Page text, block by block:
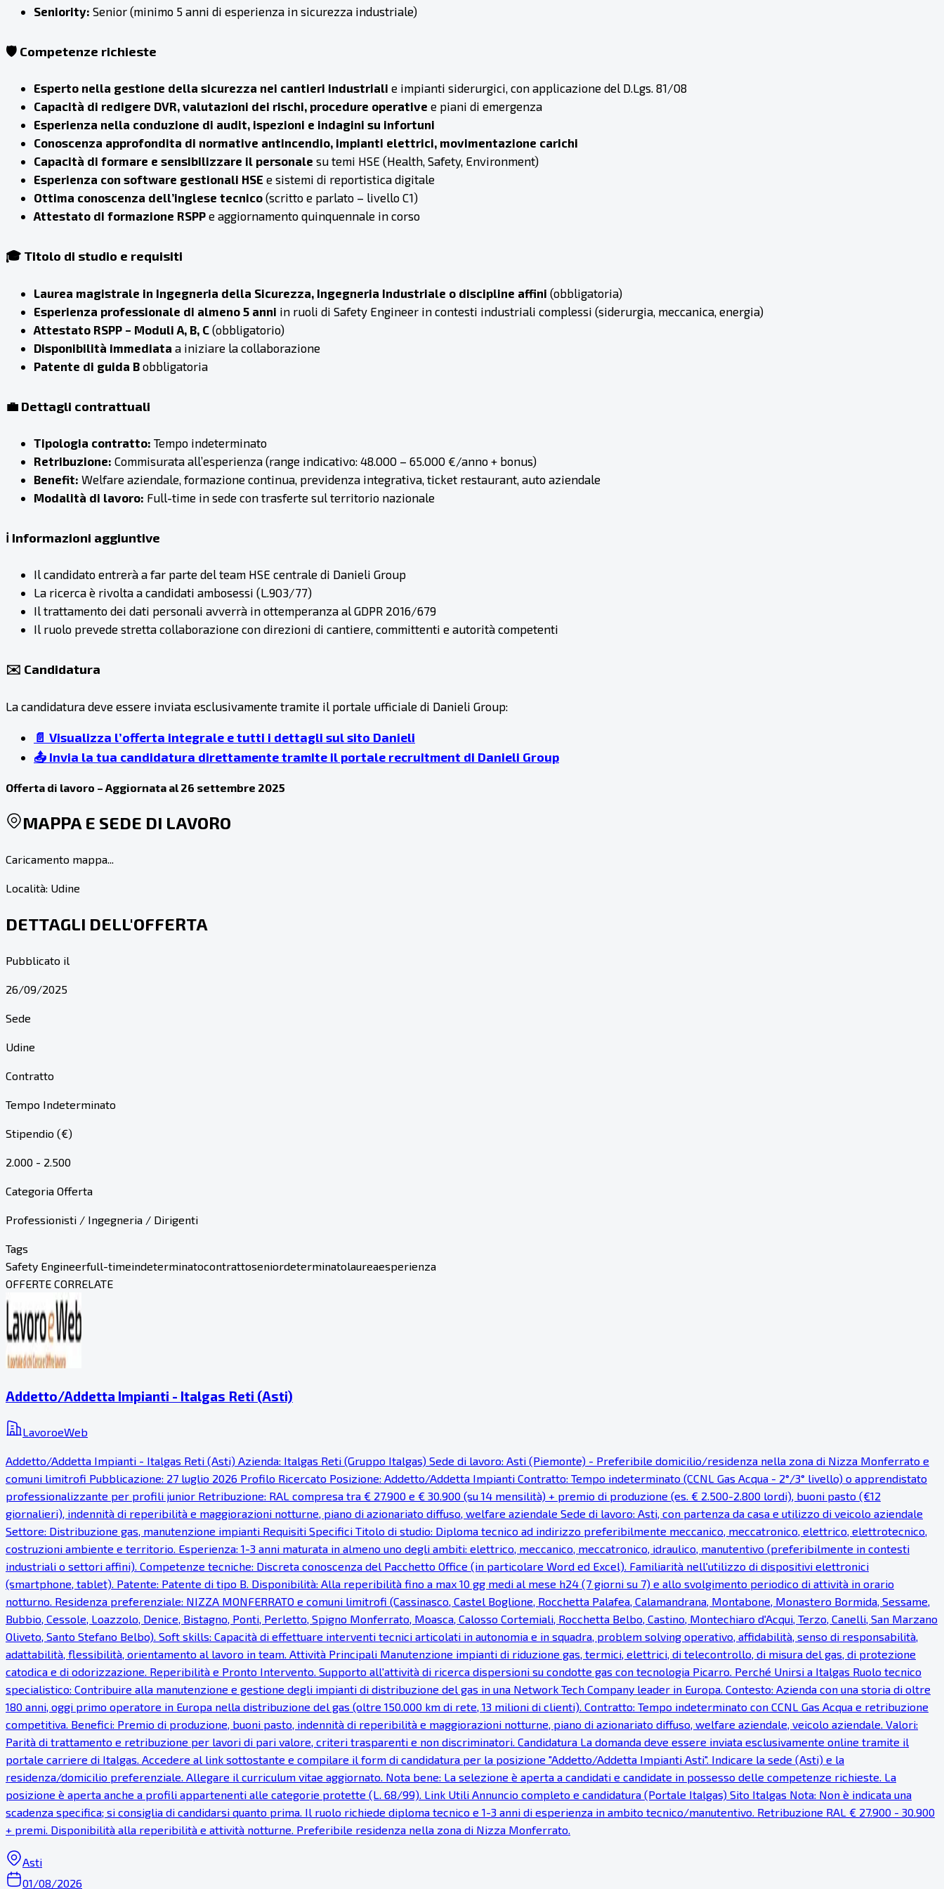
Seniority: Senior (minimo 5 anni di esperienza in sicurezza industriale)
🛡️ Competenze richieste
Esperto nella gestione della sicurezza nei cantieri industriali e impianti siderurgici, con applicazione del D.Lgs. 81/08
Capacità di redigere DVR, valutazioni dei rischi, procedure operative e piani di emergenza
Esperienza nella conduzione di audit, ispezioni e indagini su infortuni
Conoscenza approfondita di normative antincendio, impianti elettrici, movimentazione carichi
Capacità di formare e sensibilizzare il personale su temi HSE (Health, Safety, Environment)
Esperienza con software gestionali HSE e sistemi di reportistica digitale
Ottima conoscenza dell’inglese tecnico (scritto e parlato – livello C1)
Attestato di formazione RSPP e aggiornamento quinquennale in corso
🎓 Titolo di studio e requisiti
Laurea magistrale in Ingegneria della Sicurezza, Ingegneria Industriale o discipline affini (obbligatoria)
Esperienza professionale di almeno 5 anni in ruoli di Safety Engineer in contesti industriali complessi (siderurgia, meccanica, energia)
Attestato RSPP – Moduli A, B, C (obbligatorio)
Disponibilità immediata a iniziare la collaborazione
Patente di guida B obbligatoria
💼 Dettagli contrattuali
Tipologia contratto: Tempo indeterminato
Retribuzione: Commisurata all’esperienza (range indicativo: 48.000 – 65.000 €/anno + bonus)
Benefit: Welfare aziendale, formazione continua, previdenza integrativa, ticket restaurant, auto aziendale
Modalità di lavoro: Full-time in sede con trasferte sul territorio nazionale
ℹ️ Informazioni aggiuntive
Il candidato entrerà a far parte del team HSE centrale di Danieli Group
La ricerca è rivolta a candidati ambosessi (L.903/77)
Il trattamento dei dati personali avverrà in ottemperanza al GDPR 2016/679
Il ruolo prevede stretta collaborazione con direzioni di cantiere, committenti e autorità competenti
✉️ Candidatura
La candidatura deve essere inviata esclusivamente tramite il portale ufficiale di Danieli Group:
📄 Visualizza l’offerta integrale e tutti i dettagli sul sito Danieli
📤 Invia la tua candidatura direttamente tramite il portale recruitment di Danieli Group
Offerta di lavoro – Aggiornata al 26 settembre 2025
MAPPA E SEDE DI LAVORO
Caricamento mappa...
Località: Udine
DETTAGLI DELL'OFFERTA
Pubblicato il
26/09/2025
Sede
Udine
Contratto
Tempo Indeterminato
Stipendio (€)
2.000 - 2.500
Categoria Offerta
Professionisti / Ingegneria / Dirigenti
Tags
Safety Engineerfull-timeindeterminatocontrattoseniordeterminatolaureaesperienza
OFFERTE CORRELATE
Addetto/Addetta Impianti - Italgas Reti (Asti)
LavoroeWeb
Addetto/Addetta Impianti - Italgas Reti (Asti) Azienda: Italgas Reti (Gruppo Italgas) Sede di lavoro: Asti (Piemonte) - Preferibile domicilio/residenza nella zona di Nizza Monferrato e
comuni limitrofi Pubblicazione: 27 luglio 2026 Profilo Ricercato Posizione: Addetto/Addetta Impianti Contratto: Tempo indeterminato (CCNL Gas Acqua - 2°/3° livello) o apprendistato
professionalizzante per profili junior Retribuzione: RAL compresa tra € 27.900 e € 30.900 (su 14 mensilità) + premio di produzione (es. € 2.500-2.800 lordi), buoni pasto (€12
giornalieri), indennità di reperibilità e maggiorazioni notturne, piano di azionariato diffuso, welfare aziendale Sede di lavoro: Asti, con partenza da casa e utilizzo di veicolo aziendale
Settore: Distribuzione gas, manutenzione impianti Requisiti Specifici Titolo di studio: Diploma tecnico ad indirizzo preferibilmente meccanico, meccatronico, elettrico, elettrotecnico,
costruzioni ambiente e territorio. Esperienza: 1-3 anni maturata in almeno uno degli ambiti: elettrico, meccanico, meccatronico, idraulico, manutentivo (preferibilmente in contesti
industriali o settori affini). Competenze tecniche: Discreta conoscenza del Pacchetto Office (in particolare Word ed Excel). Familiarità nell'utilizzo di dispositivi elettronici
(smartphone, tablet). Patente: Patente di tipo B. Disponibilità: Alla reperibilità fino a max 10 gg medi al mese h24 (7 giorni su 7) e allo svolgimento periodico di attività in orario
notturno. Residenza preferenziale: NIZZA MONFERRATO e comuni limitrofi (Cassinasco, Castel Boglione, Rocchetta Palafea, Calamandrana, Montabone, Monastero Bormida, Sessame,
Bubbio, Cessole, Loazzolo, Denice, Bistagno, Ponti, Perletto, Spigno Monferrato, Moasca, Calosso Cortemiali, Rocchetta Belbo, Castino, Montechiaro d'Acqui, Terzo, Canelli, San Marzano
Oliveto, Santo Stefano Belbo). Soft skills: Capacità di effettuare interventi tecnici articolati in autonomia e in squadra, problem solving operativo, affidabilità, senso di responsabilità,
adattabilità, flessibilità, orientamento al lavoro in team. Attività Principali Manutenzione impianti di riduzione gas, termici, elettrici, di telecontrollo, di misura del gas, di protezione
catodica e di odorizzazione. Reperibilità e Pronto Intervento. Supporto all'attività di ricerca dispersioni su condotte gas con tecnologia Picarro. Perché Unirsi a Italgas Ruolo tecnico
specialistico: Contribuire alla manutenzione e gestione degli impianti di distribuzione del gas in una Network Tech Company leader in Europa. Contesto: Azienda con una storia di oltre
180 anni, oggi primo operatore in Europa nella distribuzione del gas (oltre 150.000 km di rete, 13 milioni di clienti). Contratto: Tempo indeterminato con CCNL Gas Acqua e retribuzione
competitiva. Benefici: Premio di produzione, buoni pasto, indennità di reperibilità e maggiorazioni notturne, piano di azionariato diffuso, welfare aziendale, veicolo aziendale. Valori:
Parità di trattamento e retribuzione per lavori di pari valore, criteri trasparenti e non discriminatori. Candidatura La domanda deve essere inviata esclusivamente online tramite il
portale carriere di Italgas. Accedere al link sottostante e compilare il form di candidatura per la posizione "Addetto/Addetta Impianti Asti". Indicare la sede (Asti) e la
residenza/domicilio preferenziale. Allegare il curriculum vitae aggiornato. Nota bene: La selezione è aperta a candidati e candidate in possesso delle competenze richieste. La
posizione è aperta anche a profili appartenenti alle categorie protette (L. 68/99). Link Utili Annuncio completo e candidatura (Portale Italgas) Sito Italgas Nota: Non è indicata una
scadenza specifica; si consiglia di candidarsi quanto prima. Il ruolo richiede diploma tecnico e 1-3 anni di esperienza in ambito tecnico/manutentivo. Retribuzione RAL € 27.900 - 30.900
+ premi. Disponibilità alla reperibilità e attività notturne. Preferibile residenza nella zona di Nizza Monferrato.
Asti
01/08/2026